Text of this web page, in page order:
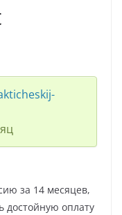
за 14 месяцев,
достойную оплату